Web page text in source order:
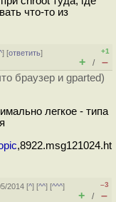
что-то из
] [ответить]
+1
+ / –
браузер и gparted)
легкое - типа
,8922.msg121024.ht
2014 [^] [^^] [^^^]
–3
+ / –